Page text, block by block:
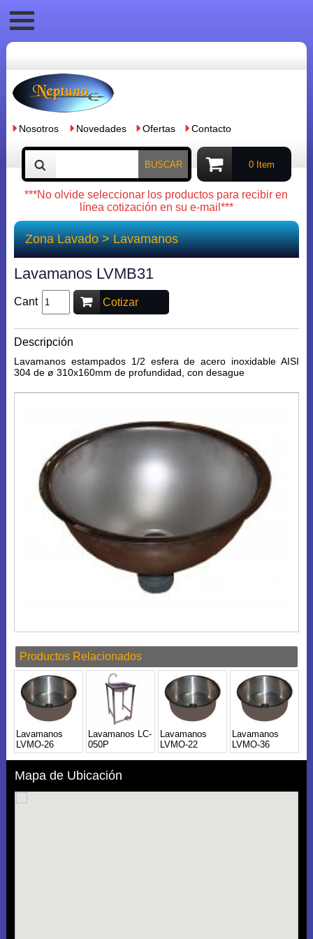
Nosotros Novedades Ofertas Contacto
BUSCAR 0 Item
***No olvide seleccionar los productos para recibir en
línea cotización en su e-mail***
Zona Lavado>Lavamanos
Lavamanos LVMB31
Cant Cotizar
Descripción
Lavamanos estampados 1/2 esfera de acero inoxidable AISI
304 de ø 310x160mm de profundidad, con desague
Productos Relacionados
Lavamanos
LVMO-26
Lavamanos LC-
050P
Lavamanos
LVMO-22
Lavamanos
LVMO-36
Mapa de Ubicación